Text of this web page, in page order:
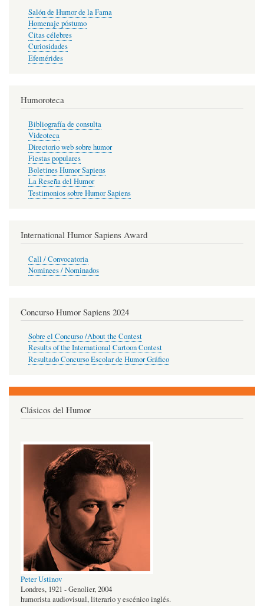
Salón de Humor de la Fama
Homenaje póstumo
Citas célebres
Curiosidades
Efemérides
Humoroteca
Bibliografía de consulta
Videoteca
Directorio web sobre humor
Fiestas populares
Boletines Humor Sapiens
La Reseña del Humor
Testimonios sobre Humor Sapiens
International Humor Sapiens Award
Call / Convocatoria
Nominees / Nominados
Concurso Humor Sapiens 2024
Sobre el Concurso /About the Contest
Results of the International Cartoon Contest
Resultado Concurso Escolar de Humor Gráfico
Clásicos del Humor
Peter Ustinov
Londres, 1921 - Genolier, 2004
humorista audiovisual, literario y escénico inglés.